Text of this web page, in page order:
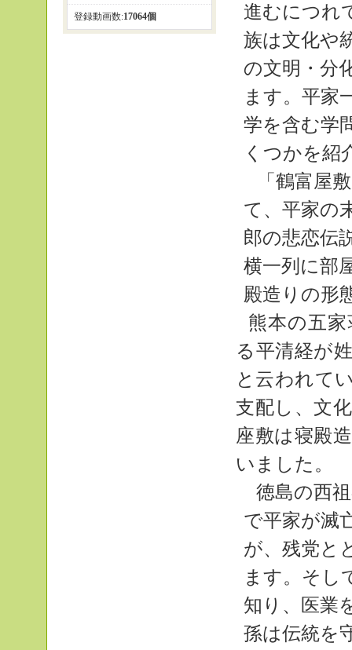
進むにつれ
族は文化や
の文明・分
ます。平家
学を含む学
くつかを紹
「鶴富屋
て、平家の
郎の悲恋伝
横一列に部
殿造りの形
熊本の五
る平清経が
と云われて
支配し、文
座敷は寝殿
いました。
徳島の西
で平家が滅
が、残党と
ます。そし
知り、医業
孫は伝統を
登録動画数:17064個